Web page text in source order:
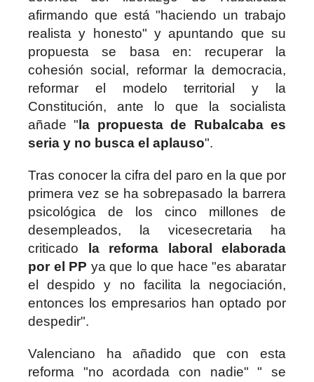
afirmando que está "haciendo un trabajo
realista y honesto" y apuntando que su
propuesta se basa en: recuperar la
cohesión social, reformar la democracia,
reformar el modelo territorial y la
Constitución, ante lo que la socialista
añade " la propuesta de Rubalcaba es
seria y no busca el aplauso".
Tras conocer la cifra del paro en la que por
primera vez se ha sobrepasado la barrera
psicológica de los cinco millones de
desempleados, la vicesecretaria ha
criticado
la reforma laboral elaborada
por el PP ya que lo que hace "es abaratar
el despido y no facilita la negociación,
entonces los empresarios han optado por
despedir".
Valenciano ha añadido que con esta
reforma "no acordada con nadie" " se